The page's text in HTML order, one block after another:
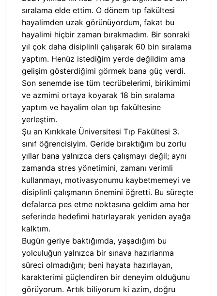
sıralama elde ettim. O dönem tıp fakültesi
hayalimden uzak görünüyordum, fakat bu
hayalimi hiçbir zaman bırakmadım. Bir sonraki
yıl çok daha disiplinli çalışarak 60 bin sıralama
yaptım. Henüz istediğim yerde değildim ama
gelişim gösterdiğimi görmek bana güç verdi.
Son senemde ise tüm tecrübelerimi, birikimimi
ve azmimi ortaya koyarak 18 bin sıralama
yaptım ve hayalim olan tıp fakültesine
yerleştim.
Şu an Kırıkkale Üniversitesi Tıp Fakültesi 3.
sınıf öğrencisiyim. Geride bıraktığım bu zorlu
yıllar bana yalnızca ders çalışmayı değil; aynı
zamanda stres yönetimini, zamanı verimli
kullanmayı, motivasyonumu kaybetmemeyi ve
disiplinli çalışmanın önemini öğretti. Bu süreçte
defalarca pes etme noktasına geldim ama her
seferinde hedefimi hatırlayarak yeniden ayağa
kalktım.
Bugün geriye baktığımda, yaşadığım bu
yolculuğun yalnızca bir sınava hazırlanma
süreci olmadığını; beni hayata hazırlayan,
karakterimi güçlendiren bir deneyim olduğunu
görüyorum. Artık biliyorum ki azim, doğru